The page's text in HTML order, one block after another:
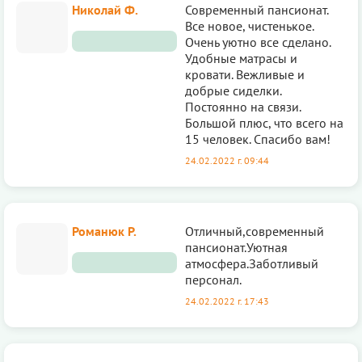
Николай Ф.
Современный пансионат.
Все новое, чистенькое.
Очень уютно все сделано.
Удобные матрасы и
кровати. Вежливые и
добрые сиделки.
Постоянно на связи.
Большой плюс, что всего на
15 человек. Спасибо вам!
24.02.2022 г. 09:44
Романюк Р.
Отличный,современный
пансионат.Уютная
атмосфера.Заботливый
персонал.
24.02.2022 г. 17:43